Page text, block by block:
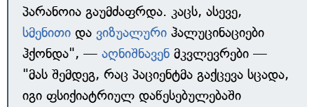
პარანოია გაუმძაფრდა. კაცს, ასევე,
სმენითი და ვიზუალური ჰალუცინაციები
ჰქონდა", — აღნიშნავენ მკვლევრები —
"მას შემდეგ, რაც პაციენტმა გაქცევა სცადა,
იგი ფსიქიატრიულ დაწესებულებაში